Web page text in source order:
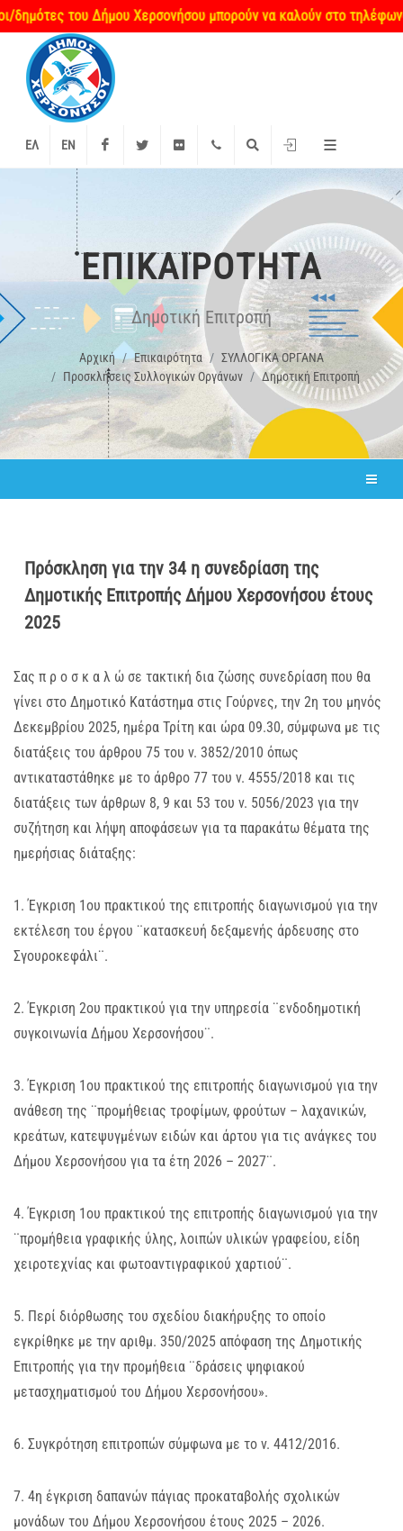
του Δήμου Χερσονήσου μπορούν να καλούν στο τηλέφωνο
ΕΛ EN FacebookTwitter Flickr +2897 340000Αναζήτηση
Είσοδος
ΕΠΙΚΑΙΡΌΤΗΤΑ
Δημοτική Επιτροπή
Αρχική Επικαιρότητα
ΣΥΛΛΟΓΙΚΑ ΟΡΓΑΝΑ
Προσκλήσεις Συλλογικών Οργάνων
Δημοτική Επιτροπή
Πρόσκληση για την 34 η συνεδρίαση της
Δημοτικής Επιτροπής Δήμου Χερσονήσου έτους
2025
Σας π ρ ο σ κ α λ ώ σε τακτική δια ζώσης συνεδρίαση που θα
γίνει στο Δημοτικό Κατάστημα στις Γούρνες, την 2η του μηνός
Δεκεμβρίου 2025, ημέρα Τρίτη και ώρα 09.30, σύμφωνα με τις
διατάξεις του άρθρου 75 του ν. 3852/2010 όπως
αντικαταστάθηκε με το άρθρο 77 του ν. 4555/2018 και τις
διατάξεις των άρθρων 8, 9 και 53 του ν. 5056/2023 για την
συζήτηση και λήψη αποφάσεων για τα παρακάτω θέματα της
ημερήσιας διάταξης:
1. Έγκριση 1ου πρακτικού της επιτροπής διαγωνισμού για την
εκτέλεση του έργου ¨κατασκευή δεξαμενής άρδευσης στο
Σγουροκεφάλι¨.
2. Έγκριση 2ου πρακτικού για την υπηρεσία ¨ενδοδημοτική
συγκοινωνία Δήμου Χερσονήσου¨.
3. Έγκριση 1ου πρακτικού της επιτροπής διαγωνισμού για την
ανάθεση της ¨προμήθειας τροφίμων, φρούτων – λαχανικών,
κρεάτων, κατεψυγμένων ειδών και άρτου για τις ανάγκες του
Δήμου Χερσονήσου για τα έτη 2026 – 2027¨.
4. Έγκριση 1ου πρακτικού της επιτροπής διαγωνισμού για την
¨προμήθεια γραφικής ύλης, λοιπών υλικών γραφείου, είδη
χειροτεχνίας και φωτοαντιγραφικού χαρτιού¨.
5. Περί διόρθωσης του σχεδίου διακήρυξης το οποίο
εγκρίθηκε με την αριθμ. 350/2025 απόφαση της Δημοτικής
Επιτροπής για την προμήθεια ¨δράσεις ψηφιακού
μετασχηματισμού του Δήμου Χερσονήσου».
6. Συγκρότηση επιτροπών σύμφωνα με το ν. 4412/2016.
7. 4η έγκριση δαπανών πάγιας προκαταβολής σχολικών
μονάδων του Δήμου Χερσονήσου έτους 2025 – 2026.